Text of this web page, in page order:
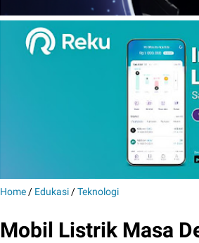
Home / Edukasi /Teknologi
Mobil Listrik Masa